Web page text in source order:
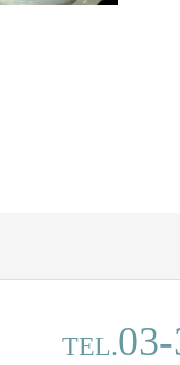
TEL.